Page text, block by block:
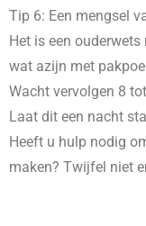
Tip 6: Een mengsel
Het is een
wat azijn met
Wacht vervolgen 8
Laat dit een nacht
Heeft u hulp nodig
maken? Twijfel niet